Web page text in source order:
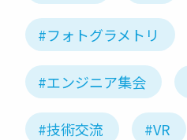
#フォトグラメトリ
#エンジニア集会
#技術交流 #VR